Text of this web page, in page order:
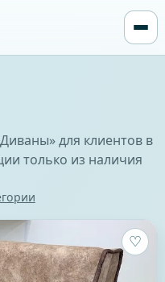
Диваны» для клиентов в
только из наличия
♡